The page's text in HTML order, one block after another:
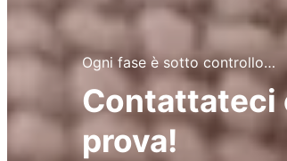
Ogni fase è sotto controllo…
Contattateci
prova!